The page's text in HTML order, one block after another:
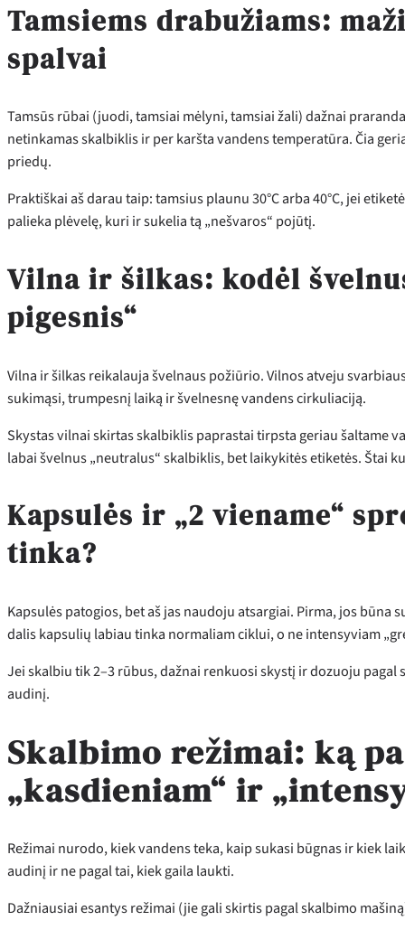
Tamsiems drabužiams:
spalvai
Tamsūs rūbai (juodi, tamsiai mėlyni, tamsiai žali) dažnai
netinkamas skalbiklis ir per karšta vandens temperatūra. Čia
priedų.
Praktiškai aš darau taip: tamsius plaunu 30°C arba 40°C, jei
palieka plėvelę, kuri ir sukelia tą „nešvaros“ pojūtį.
Vilna ir šilkas: kodėl
pigesnis“
Vilna ir šilkas reikalauja švelnaus požiūrio. Vilnos atveju
sukimąsi, trumpesnį laiką ir švelnesnę vandens cirkuliaciją.
Skystas vilnai skirtas skalbiklis paprastai tirpsta geriau šaltame
labai švelnus „neutralus“ skalbiklis, bet laikykitės etiketės. Štai
Kapsulės ir „2 viename“
tinka?
Kapsulės patogios, bet aš jas naudoju atsargiai. Pirma, jos
dalis kapsulių labiau tinka normaliam ciklui, o ne intensyviam
Jei skalbiu tik 2–3 rūbus, dažnai renkuosi skystį ir dozuoju
audinį.
Skalbimo režimai: ką
„kasdieniam“ ir
Režimai nurodo, kiek vandens teka, kaip sukasi būgnas ir kiek
audinį ir ne pagal tai, kiek gaila laukti.
Dažniausiai esantys režimai (jie gali skirtis pagal skalbimo